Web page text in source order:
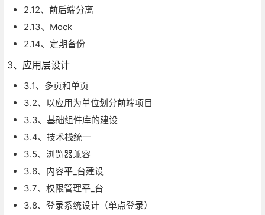
2.12、前后端分离
2.13、Mock
2.14、定期备份
3、应用层设计
3.1、多页和单页
3.2、以应用为单位划分前端项目
3.3、基础组件库的建设
3.4、技术栈统一
3.5、浏览器兼容
3.6、内容平_台建设
3.7、权限管理平_台
3.8、登录系统设计（单点登录）